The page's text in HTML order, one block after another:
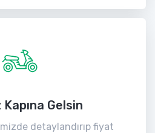
Gelsin
detaylandırıp fiyat